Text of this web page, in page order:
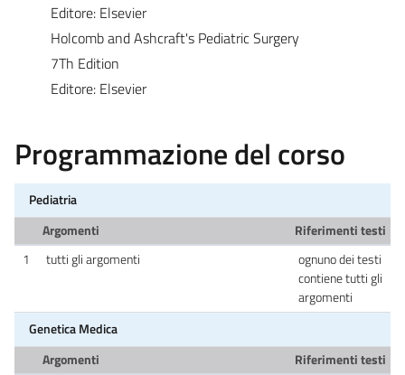
Editore: Elsevier
Holcomb and Ashcraft's Pediatric Surgery
7Th Edition
Editore: Elsevier
Programmazione del corso
Pediatria
Argomenti
Riferimenti testi
1
tutti gli argomenti
ognuno dei testi
contiene tutti gli
argomenti
Genetica Medica
Argomenti
Riferimenti testi